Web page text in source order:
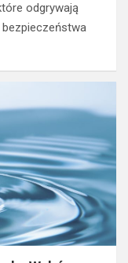
odgrywają